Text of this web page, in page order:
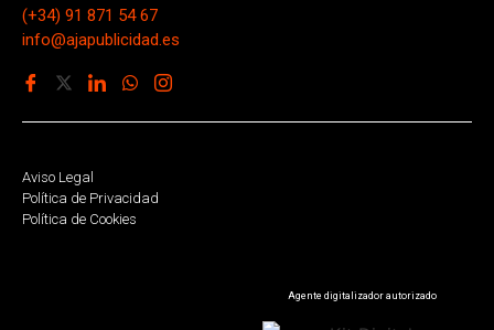
(+34) 91 871 54 67
info@ajapublicidad.es
Aviso Legal
Política de Privacidad
Política de Cookies
Agente digitalizador autorizado